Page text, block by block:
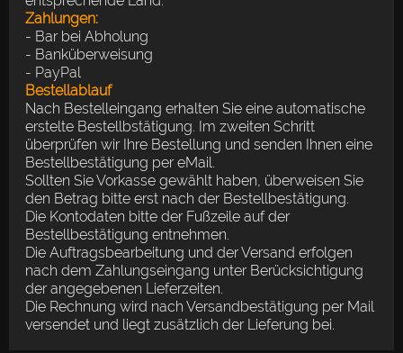
Zahlungen:
- Bar bei Abholung
- Banküberweisung
- PayPal
Bestellablauf
Nach Bestelleingang erhalten Sie eine automatische
erstelte Bestellbstätigung. Im zweiten Schritt
überprüfen wir Ihre Bestellung und senden Ihnen eine
Bestellbestätigung per eMail.
Sollten Sie Vorkasse gewählt haben, überweisen Sie
den Betrag bitte erst nach der Bestellbestätigung.
Die Kontodaten bitte der Fußzeile auf der
Bestellbestätigung entnehmen.
Die Auftragsbearbeitung und der Versand erfolgen
nach dem Zahlungseingang unter Berücksichtigung
der angegebenen Lieferzeiten.
Die Rechnung wird nach Versandbestätigung per Mail
versendet und liegt zusätzlich der Lieferung bei.